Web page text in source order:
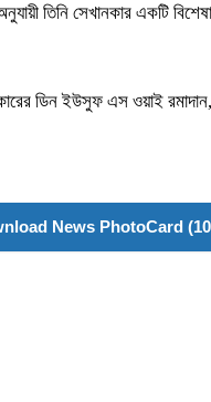
তিনি সেখানকার একটি
ডিন ইউসুফ এস ওয়াই
News PhotoCard